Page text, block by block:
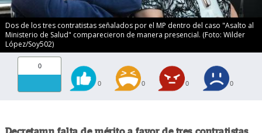
Dos de los tres contratistas señalados por el MP dentro del caso "Asalto al
Ministerio de Salud" comparecieron de manera presencial. (Foto: Wilder
López/Soy502)
0
0 0 0 0